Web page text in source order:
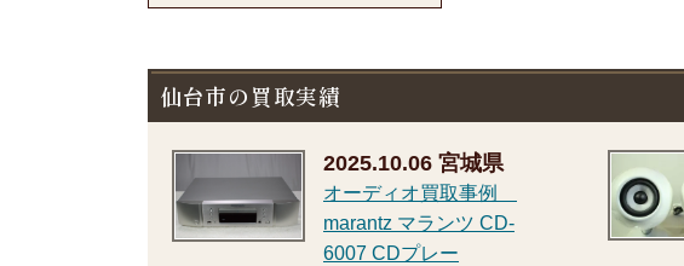
仙台市の買取実績
2025.10.06 宮城県
オーディオ買取事例
marantz マランツ CD-
6007 CDプレー